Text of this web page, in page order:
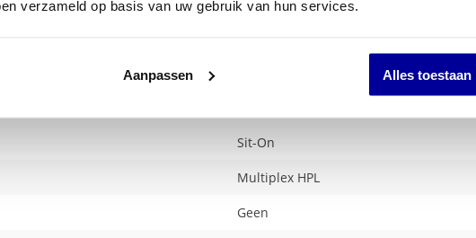
verzameld op basis van uw gebruik van hun services.
Aanpassen Alles toestaan
Sit-On
Multiplex HPL
Geen